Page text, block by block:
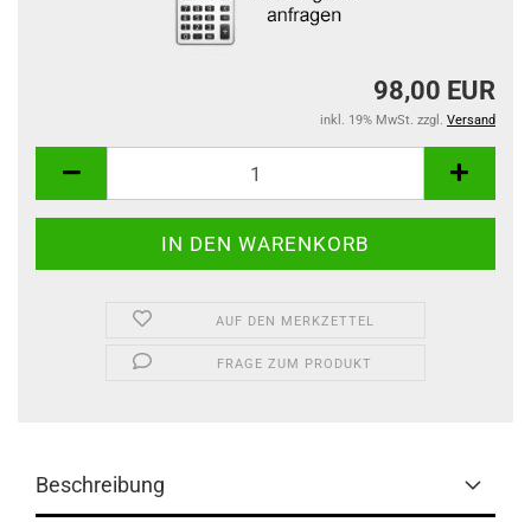
98,00 EUR
inkl. 19% MwSt. zzgl. Versand
AUF DEN MERKZETTEL
FRAGE ZUM PRODUKT
Beschreibung